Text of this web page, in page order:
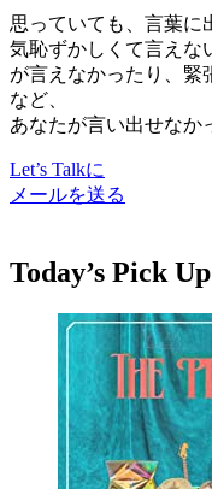
思っていても、言葉に
気恥ずかしくて言えな
が言えなかったり、緊
など、
あなたが言い出せなか
Let’s Talkに
メールを送る
Today’s Pick